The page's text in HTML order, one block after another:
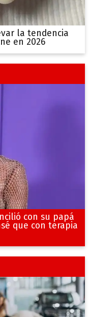
la tendencia
en 2026
con su papá
que con terapia